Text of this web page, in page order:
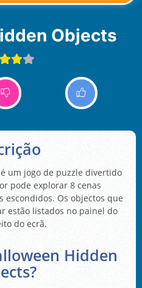
Objects
um jogo de puzzle divertido
pode explorar 8 cenas
Os objectos que
estão listados no painel do
do ecrã.
Hidden